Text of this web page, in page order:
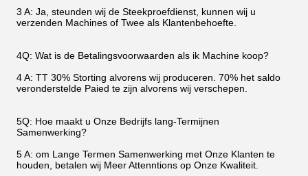
3 A: Ja, steunden wij de Steekproefdienst, kunnen wij u
verzenden Machines of Twee als Klantenbehoefte.
4Q: Wat is de Betalingsvoorwaarden als ik Machine koop?
4 A: TT 30% Storting alvorens wij produceren. 70% het saldo
veronderstelde Paied te zijn alvorens wij verschepen.
5Q: Hoe maakt u Onze Bedrijfs lang-Termijnen
Samenwerking?
5 A: om Lange Termen Samenwerking met Onze Klanten te
houden, betalen wij Meer Attenntions op Onze Kwaliteit.